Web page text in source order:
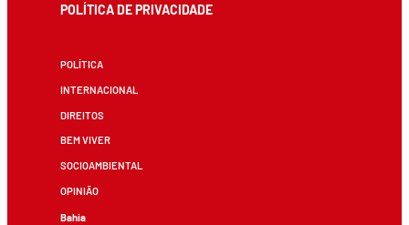
POLÍTICA DE PRIVACIDADE
POLÍTICA
INTERNACIONAL
DIREITOS
BEM VIVER
SOCIOAMBIENTAL
OPINIÃO
Bahia